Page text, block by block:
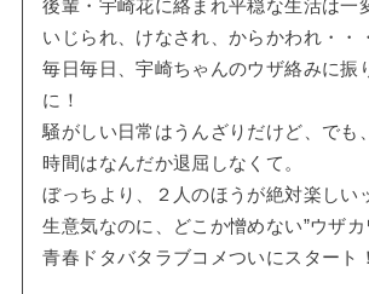
後輩・宇崎花に絡まれ平穏な生活は一
いじられ、けなされ、からかわれ・・
毎日毎日、宇崎ちゃんのウザ絡みに振
に！
騒がしい日常はうんざりだけど、でも
時間はなんだか退屈しなくて。
ぼっちより、２人のほうが絶対楽しい
生意気なのに、どこか憎めない”ウザカ
青春ドタバタラブコメついにスタート！